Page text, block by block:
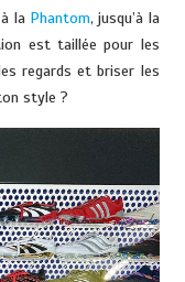
la Phantom, jusqu’à la
est taillée pour les
regards et briser les
style ?